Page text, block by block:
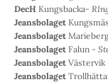
DecH Kungsbacka-
Jeansbolaget
Jeansbolaget
Jeansbolaget Falun -
Jeansbolaget Västervik
Jeansbolaget